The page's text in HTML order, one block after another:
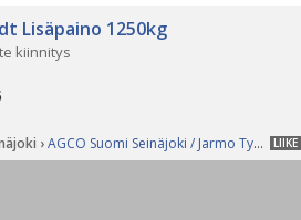
Lisäpaino 1250kg
kiinnitys
LIIKE
›AGCO Suomi Seinäjoki / Jarmo Tynilä